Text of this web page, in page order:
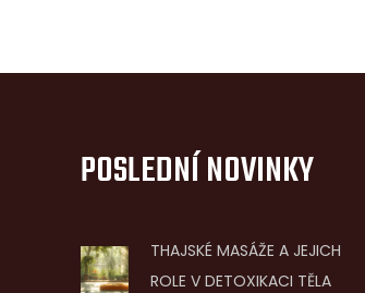
POSLEDNÍ NOVINKY
THAJSKÉ MASÁŽE A JEJICH
ROLE V DETOXIKACI TĚLA